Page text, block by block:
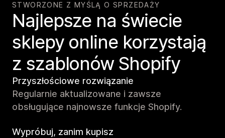
STWORZONE Z MYŚLĄ O SPRZEDAŻY
Najlepsze na świecie
sklepy online korzystają
z szablonów Shopify
Przyszłościowe rozwiązanie
Regularnie aktualizowane i zawsze
obsługujące najnowsze funkcje Shopify.
Wypróbuj, zanim kupisz